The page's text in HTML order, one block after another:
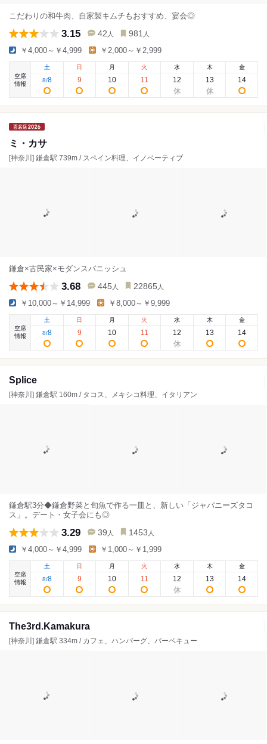
こだわりの和牛肉、自家製キムチもおすすめ、宴会◎
3.15 42 人 981 人
￥4,000～￥4,999 ￥2,000～￥2,999
空席
情報
土
8/8
日
9
月
10
火
11
水
12
木
13
金
14
ミ・カサ
[神奈川] 鎌倉駅 739m / スペイン料理、イノベーティブ
鎌倉×古民家×モダンスパニッシュ
3.68 445 人 22865 人
￥10,000～￥14,999 ￥8,000～￥9,999
空席
情報
土
8/8
日
9
月
10
火
11
水
12
木
13
金
14
Splice
[神奈川] 鎌倉駅 160m / タコス、メキシコ料理、イタリアン
鎌倉駅3分◆鎌倉野菜と旬魚で作る一皿と、新しい「ジャパニーズタコ
ス」。デート・女子会にも◎
3.29 39 人 1453 人
￥4,000～￥4,999 ￥1,000～￥1,999
空席
情報
土
8/8
日
9
月
10
火
11
水
12
木
13
金
14
The3rd.Kamakura
[神奈川] 鎌倉駅 334m / カフェ、ハンバーグ、バーベキュー